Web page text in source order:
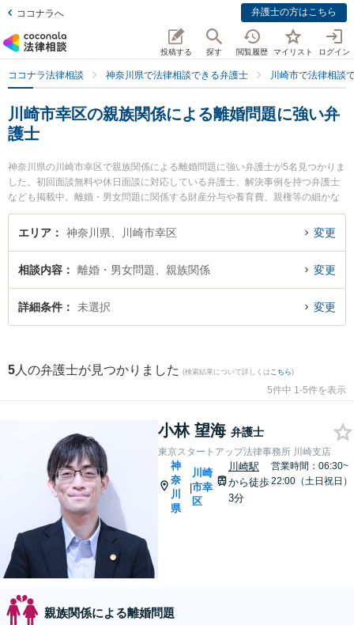
ココナラへ 弁護士の方はこちら
投稿する 探す 閲覧履歴 マイリスト ログイン
ココナラ法律相談 神奈川県で法律相談できる弁護士 川崎市で法律相談
川崎市幸区の親族関係による離婚問題に強い弁
護士
神奈川県の川崎市幸区で親族関係による離婚問題に強い弁護士が5名見つかりま
した。初回面談無料や休日面談に対応している弁護士、解決事例を持つ弁護士
なども掲載中。離婚・男女問題に関係する財産分与や養育費、親権等の細かな
分野での絞り込み検索もでき便利です。特に東京スタートアップ法律事務所 川
崎支店の小林 望海弁護士や佐藤恵太法律事務所の佐藤 恵太弁護士、恵富総合法
のトラブルを今すぐに弁護士に相談したい』『親族関係による離婚問題のトラ
ブル解決の実績豊富な近くの弁護士を検索したい』『初回相談無料で親族関係
による離婚問題を法律相談できる川崎市幸区内の弁護士に相談予約したい』な
エリア 神奈川県、川崎市幸区 変更
相談内容 離婚・男女問題、親族関係 変更
詳細条件 未選択 変更
5 人の弁護士が見つかりました (検索結果について詳しくは こちら)
5件中 1-5件を表示
小林 望海 弁護士
東京スタートアップ法律事務所 川崎支店
神
奈
川
県
|
川崎
市幸
区
川崎駅
から徒歩
3分
営業時間：06:30~
22:00（土日祝日）
親族関係による離婚問題